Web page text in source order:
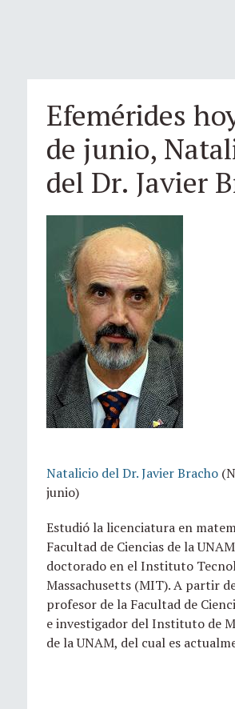
Efemérides
de junio,
del Dr. Javier
Natalicio del Dr. Javier Bracho
junio)
Estudió la licenciatura en
Facultad de Ciencias de la
doctorado en el Instituto
Massachusetts (MIT). A partir
profesor de la Facultad de
e investigador del Instituto de
de la UNAM, del cual es